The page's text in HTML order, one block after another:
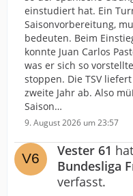
einstudiert hat. Ein
Saisonvorbereitung,
bedeuten. Beim
konnte Juan Carlos
was er sich so
stoppen. Die TSV
zweite Jahr ab. Also
Saison…
9. August 2026 um 23:57
Vester 61
Bundesliga
verfasst.